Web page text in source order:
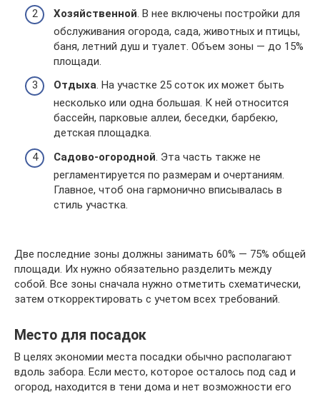
Хозяйственной . В нее включены постройки для
обслуживания огорода, сада, животных и птицы,
баня, летний душ и туалет. Объем зоны — до 15%
площади.
Отдыха. На участке 25 соток их может быть
несколько или одна большая. К ней относится
бассейн, парковые аллеи, беседки, барбекю,
детская площадка.
Садово-огородной . Эта часть также не
регламентируется по размерам и очертаниям.
Главное, чтоб она гармонично вписывалась в
стиль участка.
Две последние зоны должны занимать 60% — 75% общей
площади. Их нужно обязательно разделить между
собой. Все зоны сначала нужно отметить схематически,
затем откорректировать с учетом всех требований.
Место для посадок
В целях экономии места посадки обычно располагают
вдоль забора. Если место, которое осталось под сад и
огород, находится в тени дома и нет возможности его